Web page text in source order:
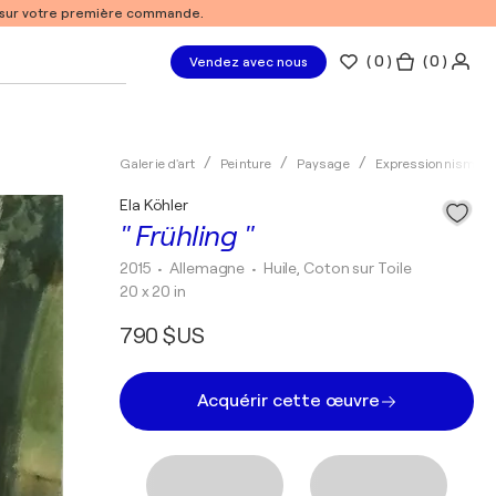
votre première commande.
Vendez avec nous (0 ) ( 0 )
Galerie d'art Peinture Paysage Expressionnisme
" Frühling "
Ela Köhler
2015 • Allemagne • Huile, Coton sur Toile
20 x 20 in
790 $US
Acquérir cette œuvre